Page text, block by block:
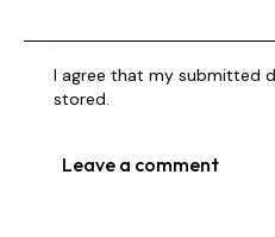
I agree that my submitted
stored.